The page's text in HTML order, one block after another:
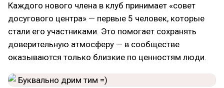
Каждого нового члена в клуб принимает «совет
досугового центра» — первые 5 человек, которые
стали его участниками. Это помогает сохранять
доверительную атмосферу — в сообществе
оказываются только близкие по ценностям люди.